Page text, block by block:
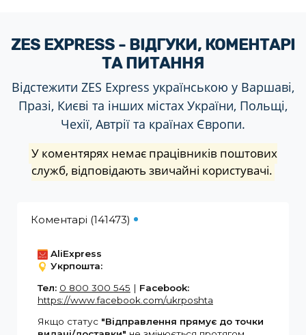
ZES EXPRESS - ВІДГУКИ, КОМЕНТАРІ
ТА ПИТАННЯ
Відстежити ZES Express українською у Варшаві,
Празі, Києві та інших містах України, Польщі,
Чехії, Автрії та країнах Європи.
У коментярях немає працівників поштових
служб, відповідають звичайні користувачі.